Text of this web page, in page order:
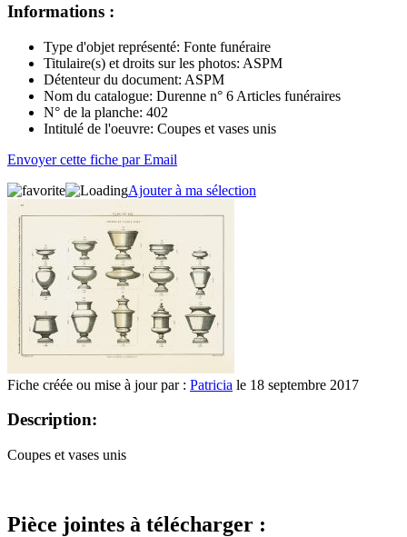
Informations :
Type d'objet représenté: Fonte funéraire
Titulaire(s) et droits sur les photos: ASPM
Détenteur du document: ASPM
Nom du catalogue: Durenne n° 6 Articles funéraires
N° de la planche: 402
Intitulé de l'oeuvre: Coupes et vases unis
Envoyer cette fiche par Email
Ajouter à ma sélection
Fiche créée ou mise à jour par : Patricia le 18 septembre 2017
Description:
Coupes et vases unis
Pièce jointes à télécharger :